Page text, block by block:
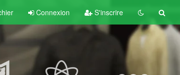
Connexion S'inscrire